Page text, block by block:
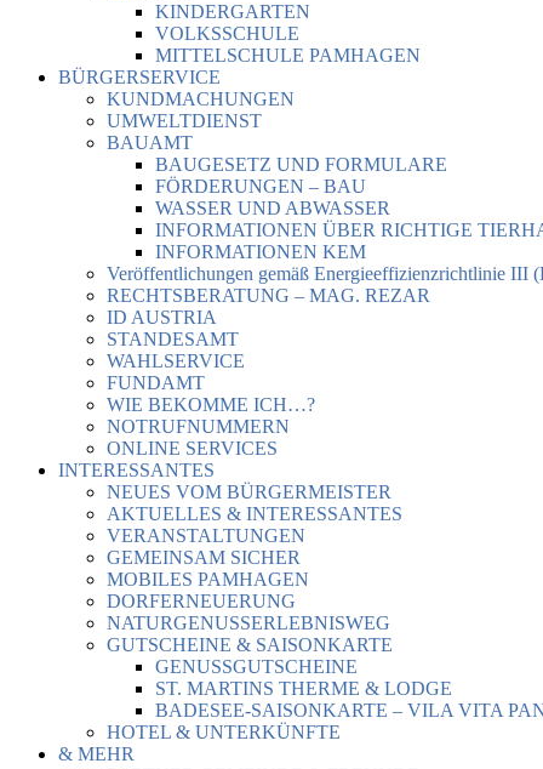
KINDERGARTEN
VOLKSSCHULE
MITTELSCHULE PAMHAGEN
BÜRGERSERVICE
KUNDMACHUNGEN
UMWELTDIENST
BAUAMT
BAUGESETZ UND FORMULARE
FÖRDERUNGEN – BAU
WASSER UND ABWASSER
INFORMATIONEN ÜBER RICHTIGE
INFORMATIONEN KEM
Veröffentlichungen gemäß Energieeffizienzrichtlinie III
RECHTSBERATUNG – MAG. REZAR
ID AUSTRIA
STANDESAMT
WAHLSERVICE
FUNDAMT
WIE BEKOMME ICH…?
NOTRUFNUMMERN
ONLINE SERVICES
INTERESSANTES
NEUES VOM BÜRGERMEISTER
AKTUELLES & INTERESSANTES
VERANSTALTUNGEN
GEMEINSAM SICHER
MOBILES PAMHAGEN
DORFERNEUERUNG
NATURGENUSSERLEBNISWEG
GUTSCHEINE & SAISONKARTE
GENUSSGUTSCHEINE
ST. MARTINS THERME & LODGE
BADESEE-SAISONKARTE – VILA VITA
HOTEL & UNTERKÜNFTE
& MEHR